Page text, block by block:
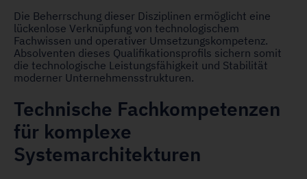
Die Beherrschung dieser Disziplinen ermöglicht eine
lückenlose Verknüpfung von technologischem
Fachwissen und operativer Umsetzungskompetenz.
Absolventen dieses Qualifikationsprofils sichern somit
die technologische Leistungsfähigkeit und Stabilität
moderner Unternehmensstrukturen.
Technische Fachkompetenzen
für komplexe
Systemarchitekturen